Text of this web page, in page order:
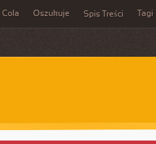
Cola Oszukuje Spis Treści Tagi